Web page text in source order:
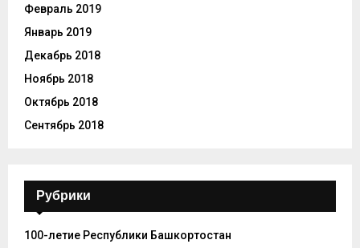
Февраль 2019
Январь 2019
Декабрь 2018
Ноябрь 2018
Октябрь 2018
Сентябрь 2018
Рубрики
100-летие Республики Башкортостан